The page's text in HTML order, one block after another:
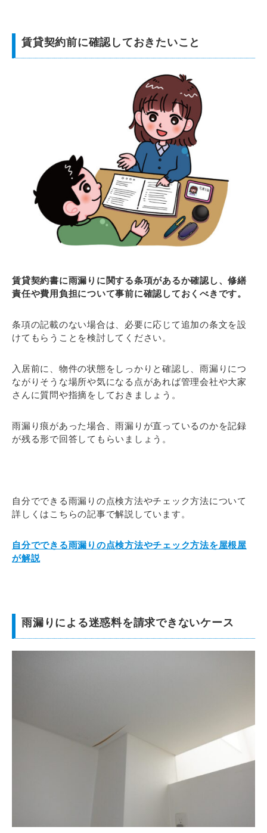
賃貸契約前に確認しておきたいこと
賃貸契約書に雨漏りに関する条項があるか確認し、修繕
責任や費用負担について事前に確認しておくべきです。
条項の記載のない場合は、必要に応じて追加の条文を設
けてもらうことを検討してください。
入居前に、物件の状態をしっかりと確認し、雨漏りにつ
ながりそうな場所や気になる点があれば管理会社や大家
さんに質問や指摘をしておきましょう。
雨漏り痕があった場合、雨漏りが直っているのかを記録
が残る形で回答してもらいましょう。
自分でできる雨漏りの点検方法やチェック方法について
詳しくはこちらの記事で解説しています。
自分でできる雨漏りの点検方法やチェック方法を屋根屋
が解説
雨漏りによる迷惑料を請求できないケース